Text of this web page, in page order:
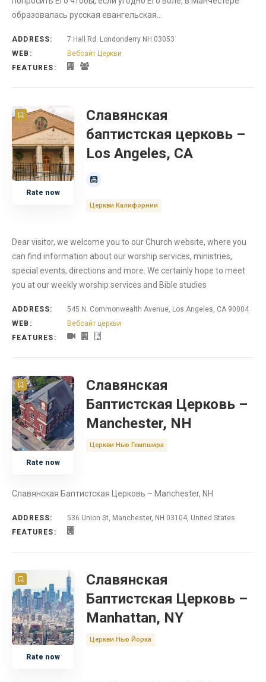
образовалась русская евангельская…
ADDRESS:
7 Hall Rd. Londonderry NH 03053
WEB:
Вебсайт Церкви
FEATURES:
Rate now
Славянская
баптистская церковь –
Los Angeles, CA
Церкви Калифорнии
Dear visitor, we welcome you to our Church website, where you
can find information about our worship services, ministries,
special events, directions and more. We certainly hope to meet
you at our weekly worship services and Bible studies
ADDRESS:
545 N. Commonwealth Avenue, Los Angeles, CA 90004
WEB:
Вебсайт церкви
FEATURES:
Rate now
Славянская
Баптистская Церковь –
Manchester, NH
Церкви Нью Гемпшира
Славянская Баптистская Церковь – Manchester, NH
ADDRESS:
536 Union St, Manchester, NH 03104, United States
FEATURES:
Rate now
Славянская
Баптистская Церковь –
Manhattan, NY
Церкви Нью Йорка